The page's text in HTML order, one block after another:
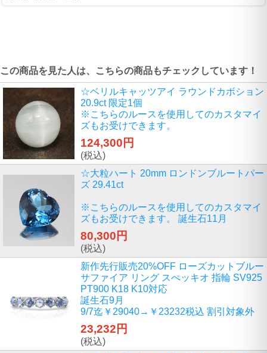
この商品を見た人は、こちらの商品もチェックしています！
☆ベリルキャッツアイ ラウンドカボション
20.9ct 限定1個
※こちらのルースを使用してのカスタマイ
ズもお受けできます。
124,300円
(税込)
☆大粒ハート 20mm ロンドンブルートパー
ズ 29.41ct
※こちらのルースを使用してのカスタマイ
ズもお受けできます。 誕生石11月
80,300円
(税込)
新作先行販売20%OFF ローズカットブルー
サファイア リング スぺッキオ 指輪 SV925
PT900 K18 K10対応
誕生石9月
9/7迄￥29040→￥23232税込 割引対象外
23,232円
(税込)